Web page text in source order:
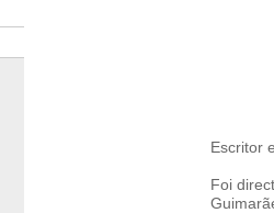
Escritor
Foi